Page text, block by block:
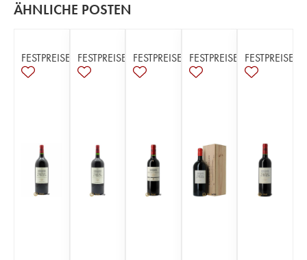
ÄHNLICHE POSTEN
FESTPREISE FESTPREISE FESTPREISE FESTPREISE FESTPREISE